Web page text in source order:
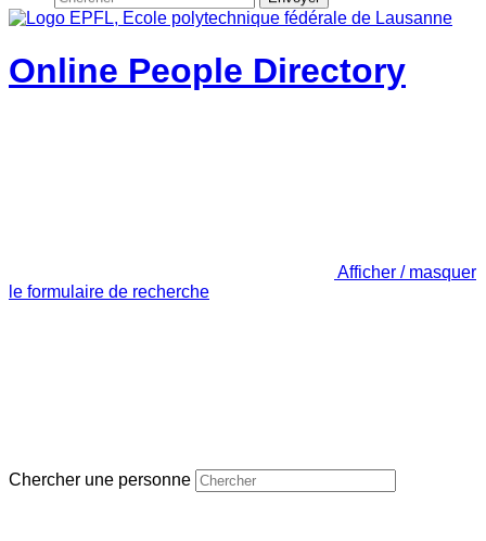
Online People Directory
Afficher / masquer
le formulaire de recherche
Chercher une personne